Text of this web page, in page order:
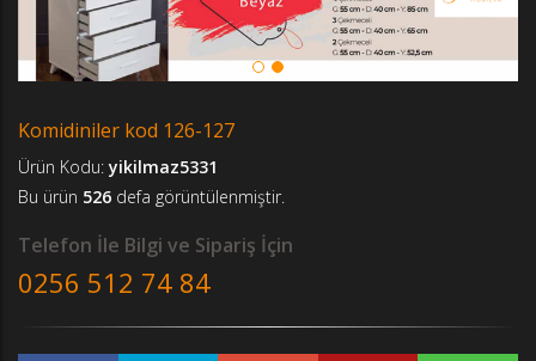
Komidiniler kod 126-127
Ürün Kodu:yikilmaz5331
Bu ürün 526 defa görüntülenmiştir.
Telefon İle Bilgi ve Sipariş İçin
0256 512 74 84